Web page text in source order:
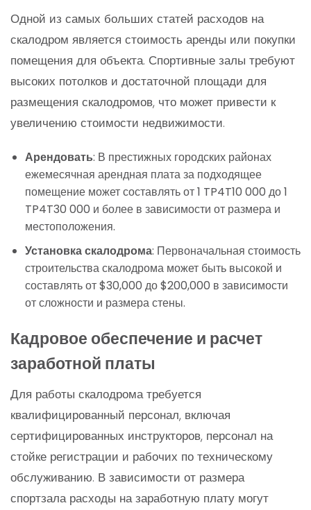
Одной из самых больших статей расходов на
скалодром является стоимость аренды или покупки
помещения для объекта. Спортивные залы требуют
высоких потолков и достаточной площади для
размещения скалодромов, что может привести к
увеличению стоимости недвижимости.
Арендовать: В престижных городских районах
ежемесячная арендная плата за подходящее
помещение может составлять от 1 TP4T10 000 до 1
TP4T30 000 и более в зависимости от размера и
местоположения.
Установка скалодрома: Первоначальная стоимость
строительства скалодрома может быть высокой и
составлять от $30,000 до $200,000 в зависимости
от сложности и размера стены.
Кадровое обеспечение и расчет
заработной платы
Для работы скалодрома требуется
квалифицированный персонал, включая
сертифицированных инструкторов, персонал на
стойке регистрации и рабочих по техническому
обслуживанию. В зависимости от размера
спортзала расходы на заработную плату могут